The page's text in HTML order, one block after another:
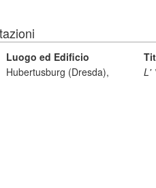
Luogo ed Edificio
Hubertusburg (Dresda), L'